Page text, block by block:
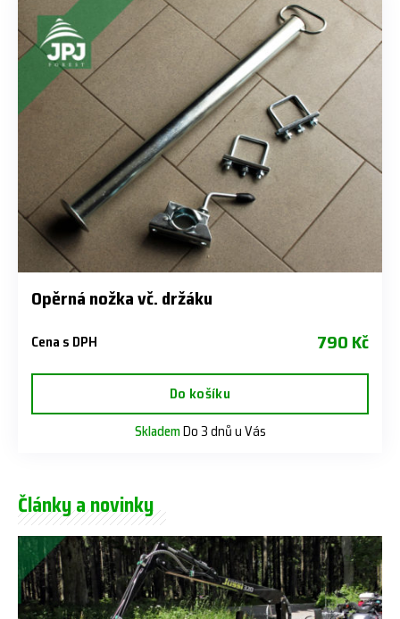
Opěrná nožka vč. držáku
Cena s DPH 790 Kč
Do košíku
SklademDo 3 dnů u Vás
Články a novinky